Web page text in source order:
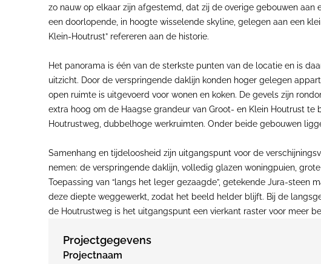
zo nauw op elkaar zijn afgestemd, dat zij de overige gebouwen
een doorlopende, in hoogte wisselende skyline, gelegen aan een
Klein-Houtrust” refereren aan de historie.
Het panorama is één van de sterkste punten van de locatie en is
uitzicht. Door de verspringende daklijn konden hoger gelegen
open ruimte is uitgevoerd voor wonen en koken. De gevels zijn
extra hoog om de Haagse grandeur van Groot- en Klein Houtrust
Houtrustweg, dubbelhoge werkruimten. Onder beide gebouwen
Samenhang en tijdeloosheid zijn uitgangspunt voor de
nemen: de verspringende daklijn, volledig glazen woningpuien,
Toepassing van “langs het leger gezaagde”, getekende Jura-steen
deze diepte weggewerkt, zodat het beeld helder blijft. Bij de
de Houtrustweg is het uitgangspunt een vierkant raster voor meer
Projectgegevens
Projectnaam